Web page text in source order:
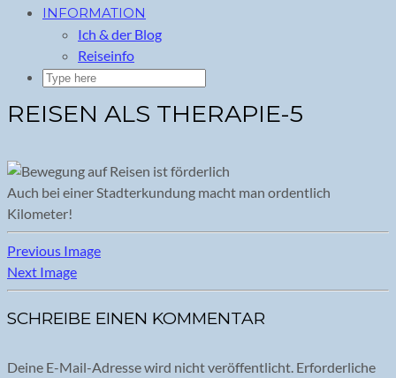
INFORMATION
Ich & der Blog
Reiseinfo
REISEN ALS THERAPIE-5
Auch bei einer Stadterkundung macht man ordentlich
Kilometer!
Previous Image
Next Image
SCHREIBE EINEN KOMMENTAR
Deine E-Mail-Adresse wird nicht veröffentlicht. Erforderliche